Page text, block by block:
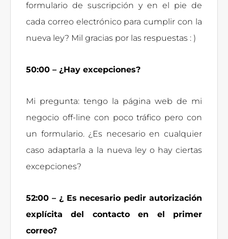
formulario de suscripción y en el pie de
cada correo electrónico para cumplir con la
nueva ley? Mil gracias por las respuestas : )
50:00 – ¿Hay excepciones?
Mi pregunta: tengo la página web de mi
negocio off-line con poco tráfico pero con
un formulario. ¿Es necesario en cualquier
caso adaptarla a la nueva ley o hay ciertas
excepciones?
52:00 – ¿ Es necesario pedir autorización
explícita del contacto en el primer
correo?